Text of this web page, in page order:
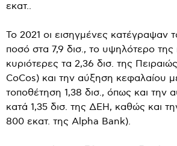
εκατ..
Το 2021 οι εισηγμένες κατέγραψαν
ποσό στα 7,9 δισ., το υψηλότερο της
κυριότερες τα 2,36 δισ. της
CoCos) και την αύξηση κεφαλαίου με
τοποθέτηση 1,38 δισ., όπως και την
κατά 1,35 δισ. της ΔΕΗ, καθώς και
800 εκατ. της Alpha Bank).